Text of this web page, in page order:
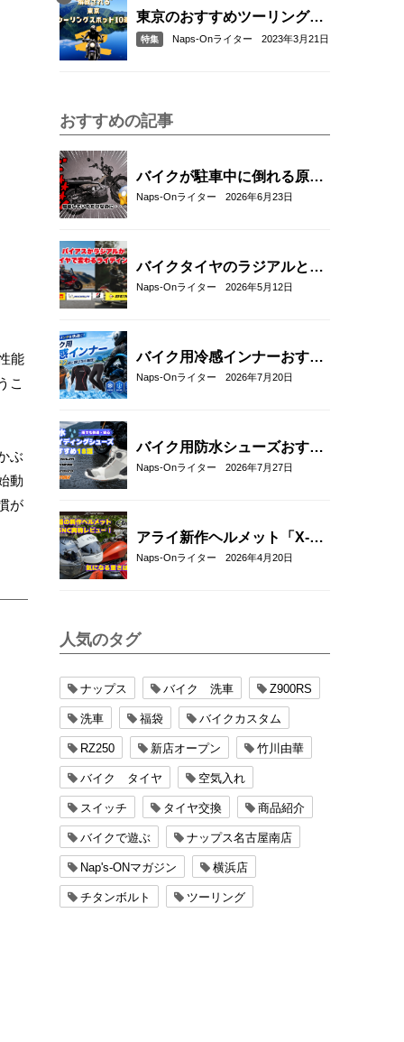
能
こ
ぶ
動
が
東京のおすすめツーリングス
ポット10選
特集 Naps-Onライター 2023年3月21日
おすすめの記事
バイクが駐車中に倒れる原因
と対策5選｜転倒防止テクニ
Naps-Onライター 2026年6月23日
バイクタイヤのラジアルとバ
イアスの違いとは？特徴・選
Naps-Onライター 2026年5月12日
バイク用冷感インナーおすす
め22選！夏のツーリングを快
Naps-Onライター 2026年7月20日
バイク用防水シューズおすす
め18選！雨の日も快適なライ
Naps-Onライター 2026年7月27日
アライ新作ヘルメット「X-
SNC」を実物レビュー｜重
Naps-Onライター 2026年4月20日
人気のタグ
ナップス バイク 洗車 Z900RS
洗車 福袋 バイクカスタム
RZ250 新店オープン 竹川由華
バイク タイヤ 空気入れ
スイッチ タイヤ交換 商品紹介
バイクで遊ぶ ナップス名古屋南店
Nap's-ONマガジン 横浜店
チタンボルト ツーリング